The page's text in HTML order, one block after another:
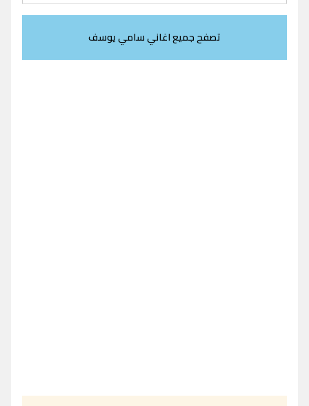
تصفح جميع اغاني سامي يوسف